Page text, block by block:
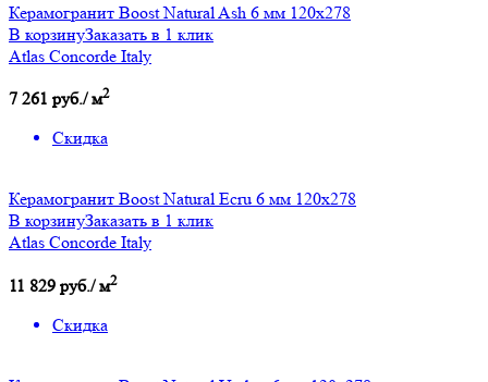
Керамогранит Boost Natural Ash 6 мм 120x278
В корзинуЗаказать в 1 клик
Atlas Concorde Italy
7 261 руб./ м2
Скидка
Керамогранит Boost Natural Ecru 6 мм 120x278
В корзинуЗаказать в 1 клик
Atlas Concorde Italy
11 829 руб./ м2
Скидка